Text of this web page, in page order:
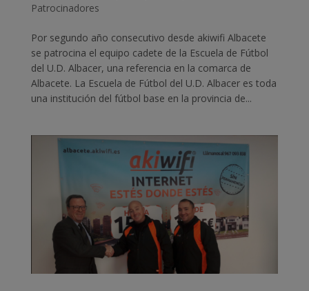
Patrocinadores
Por segundo año consecutivo desde akiwifi Albacete
se patrocina el equipo cadete de la Escuela de Fútbol
del U.D. Albacer, una referencia en la comarca de
Albacete. La Escuela de Fútbol del U.D. Albacer es toda
una institución del fútbol base en la provincia de...